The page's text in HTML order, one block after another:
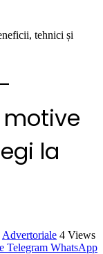
tehnici și
la
Advertoriale 4 Views
Telegram WhatsApp